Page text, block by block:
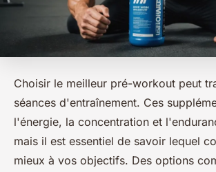
Choisir le meilleur pré-workout peut
séances d'entraînement. Ces
l'énergie, la concentration et
mais il est essentiel de savoir lequel
mieux à vos objectifs. Des options